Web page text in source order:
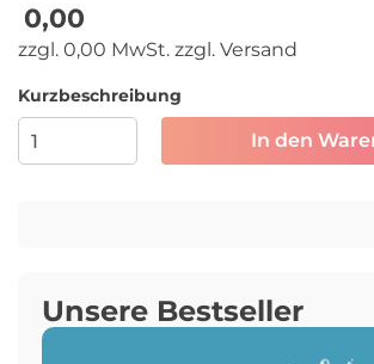
0,00
zzgl. 0,00 MwSt. zzgl. Versand
Kurzbeschreibung
In den
Unsere Bestseller